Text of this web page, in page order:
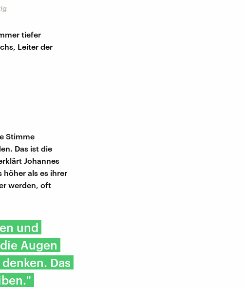
tiefer
Leiter der
Stimme
Das ist die
Johannes
höher als es ihrer
werden, oft
und
Augen
Das